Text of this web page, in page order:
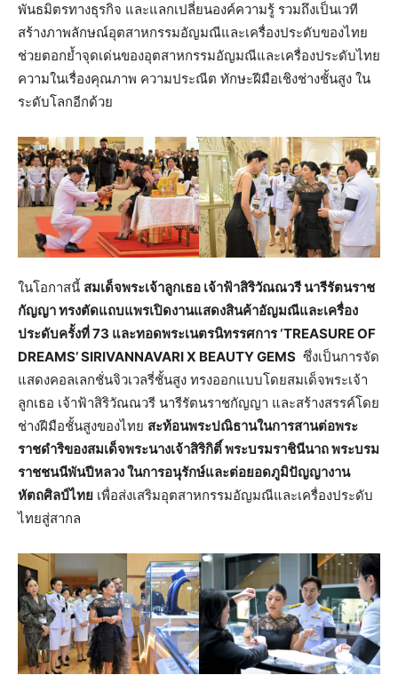
พันธมิตรทางธุรกิจ และแลกเปลี่ยนองค์ความรู้ รวมถึงเป็นเวที
สร้างภาพลักษณ์อุตสาหกรรมอัญมณีและเครื่องประดับของไทย
ช่วยตอกย้ำจุดเด่นของอุตสาหกรรมอัญมณีและเครื่องประดับไทย
ความในเรื่องคุณภาพ ความประณีต ทักษะฝีมือเชิงช่างชั้นสูง ใน
ระดับโลกอีกด้วย
ในโอกาสนี้ สมเด็จพระเจ้าลูกเธอ เจ้าฟ้าสิริวัณณวรี นารีรัตนราช
กัญญา ทรงตัดแถบแพรเปิดงานแสดงสินค้าอัญมณีและเครื่อง
ประดับครั้งที่ 73 และทอดพระเนตรนิทรรศการ ‘TREASURE OF
DREAMS’ SIRIVANNAVARI X BEAUTY GEMS ซึ่งเป็นการจัด
แสดงคอลเลกชั่นจิวเวลรี่ชั้นสูง ทรงออกแบบโดยสมเด็จพระเจ้า
ลูกเธอ เจ้าฟ้าสิริวัณณวรี นารีรัตนราชกัญญา และสร้างสรรค์โดย
ช่างฝีมือชั้นสูงของไทย สะท้อนพระปณิธานในการสานต่อพระ
ราชดำริของสมเด็จพระนางเจ้าสิริกิติ์ พระบรมราชินีนาถ พระบรม
ราชชนนีพันปีหลวง ในการอนุรักษ์และต่อยอดภูมิปัญญางาน
หัตถศิลป์ไทย เพื่อส่งเสริมอุตสาหกรรมอัญมณีและเครื่องประดับ
ไทยสู่สากล